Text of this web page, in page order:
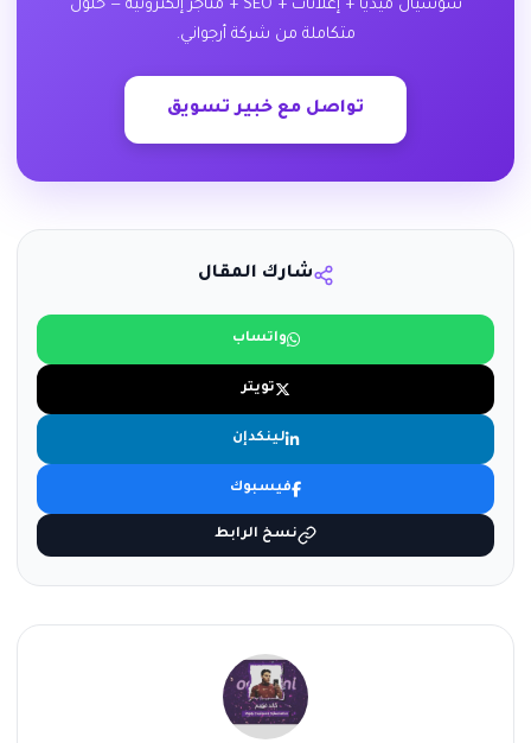
سوشيال ميديا + إعلانات + SEO + متاجر إلكترونية — حلول
متكاملة من شركة أرجواني.
تواصل مع خبير تسويق
شارك المقال
واتساب
تويتر
لينكدإن
فيسبوك
نسخ الرابط